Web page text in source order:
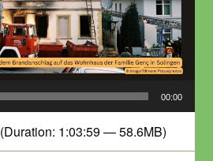
00:00
(Duration: 1:03:59 — 58.6MB)